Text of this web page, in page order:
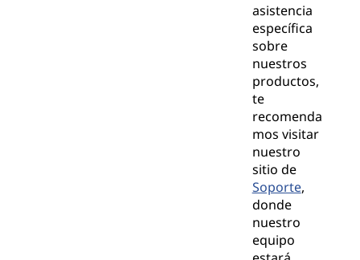
asistencia
específica
sobre
nuestros
productos,
te
recomenda
mos visitar
nuestro
sitio de
Soporte,
donde
nuestro
equipo